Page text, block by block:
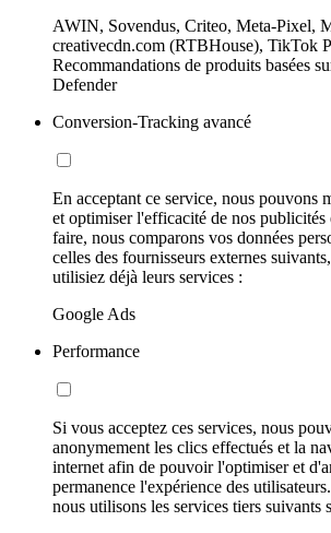
AWIN, Sovendus, Criteo, Meta-Pixel,
creativecdn.com (RTBHouse), TikTok
Recommandations de produits basées
Defender
Conversion-Tracking avancé
En acceptant ce service, nous pouvons
et optimiser l'efficacité de nos publicités
faire, nous comparons vos données
celles des fournisseurs externes
utilisiez déjà leurs services :
Google Ads
Performance
Si vous acceptez ces services, nous
anonymement les clics effectués et la
internet afin de pouvoir l'optimiser et
permanence l'expérience des
nous utilisons les services tiers suivants